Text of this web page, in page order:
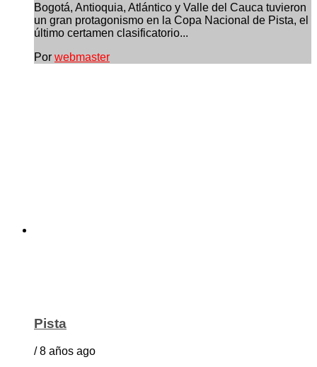
Bogotá, Antioquia, Atlántico y Valle del Cauca tuvieron
un gran protagonismo en la Copa Nacional de Pista, el
último certamen clasificatorio...
Por webmaster
Pista
/ 8 años ago